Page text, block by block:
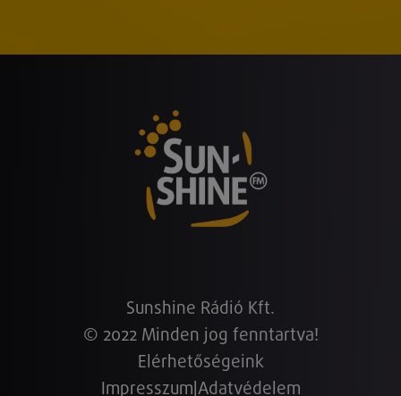
Sunshine Rádió Kft.
© 2022 Minden jog fenntartva!
Elérhetőségeink
Impresszum Adatvédelem